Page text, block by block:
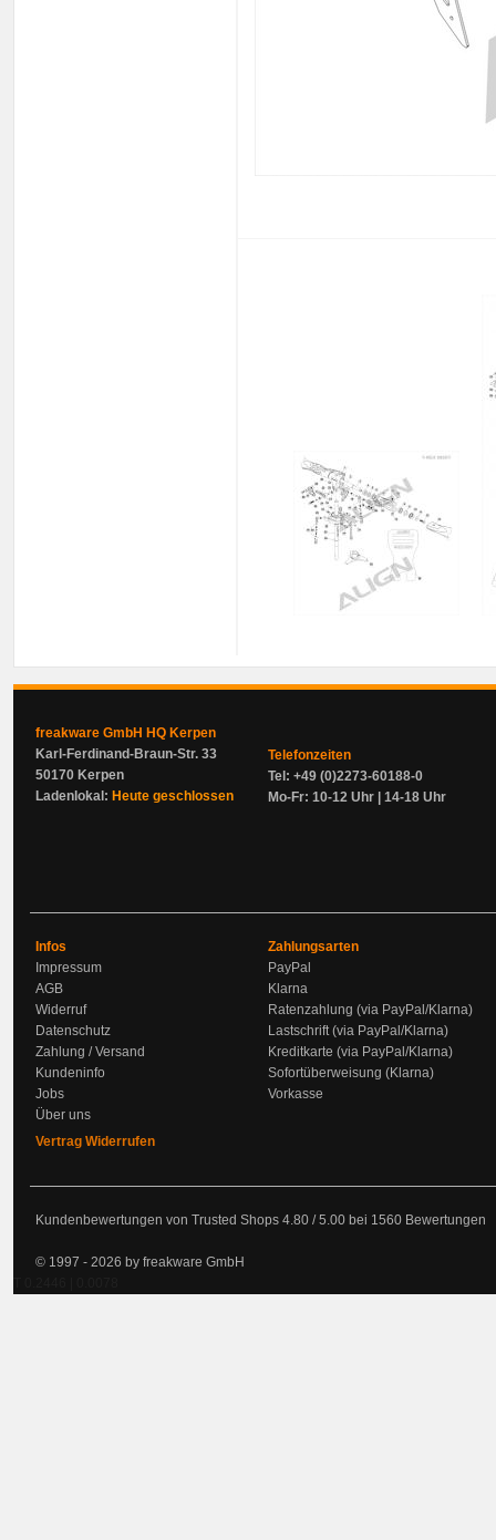
freakware GmbH HQ Kerpen
Karl-Ferdinand-Braun-Str. 33
50170 Kerpen
Ladenlokal: Heute geschlossen
Telefonzeiten
Tel: +49 (0)2273-60188-0
Mo-Fr: 10-12 Uhr | 14-18 Uhr
Infos
Impressum
AGB
Widerruf
Datenschutz
Zahlung / Versand
Kundeninfo
Jobs
Über uns
Vertrag Widerrufen
Zahlungsarten
PayPal
Klarna
Ratenzahlung (via PayPal/Klarna)
Lastschrift (via PayPal/Klarna)
Kreditkarte (via PayPal/Klarna)
Sofortüberweisung (Klarna)
Vorkasse
Kundenbewertungen von Trusted Shops 4.80 /5.00 bei 1560 Bewertungen
© 1997 - 2026 by freakware GmbH